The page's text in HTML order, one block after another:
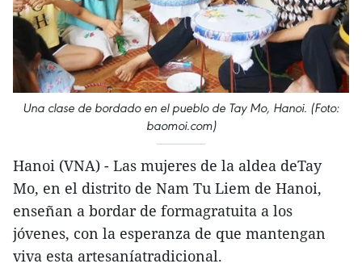
Una clase de bordado en el pueblo de Tay Mo, Hanoi. (Foto:
baomoi.com)
Hanoi (VNA) - Las mujeres de la aldea deTay
Mo, en el distrito de Nam Tu Liem de Hanoi,
enseñan a bordar de formagratuita a los
jóvenes, con la esperanza de que mantengan
viva esta artesaníatradicional.